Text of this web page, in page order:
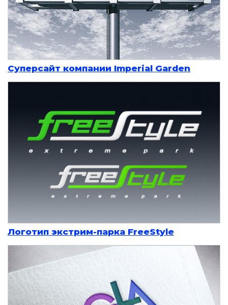
Суперсайт компании Imperial Garden
Логотип экстрим-парка FreeStyle